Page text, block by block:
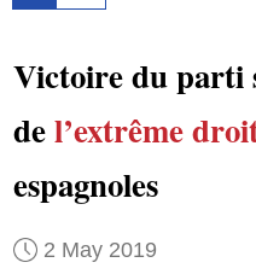
Victoire du parti
del’extrême
espagnoles
2 May 2019